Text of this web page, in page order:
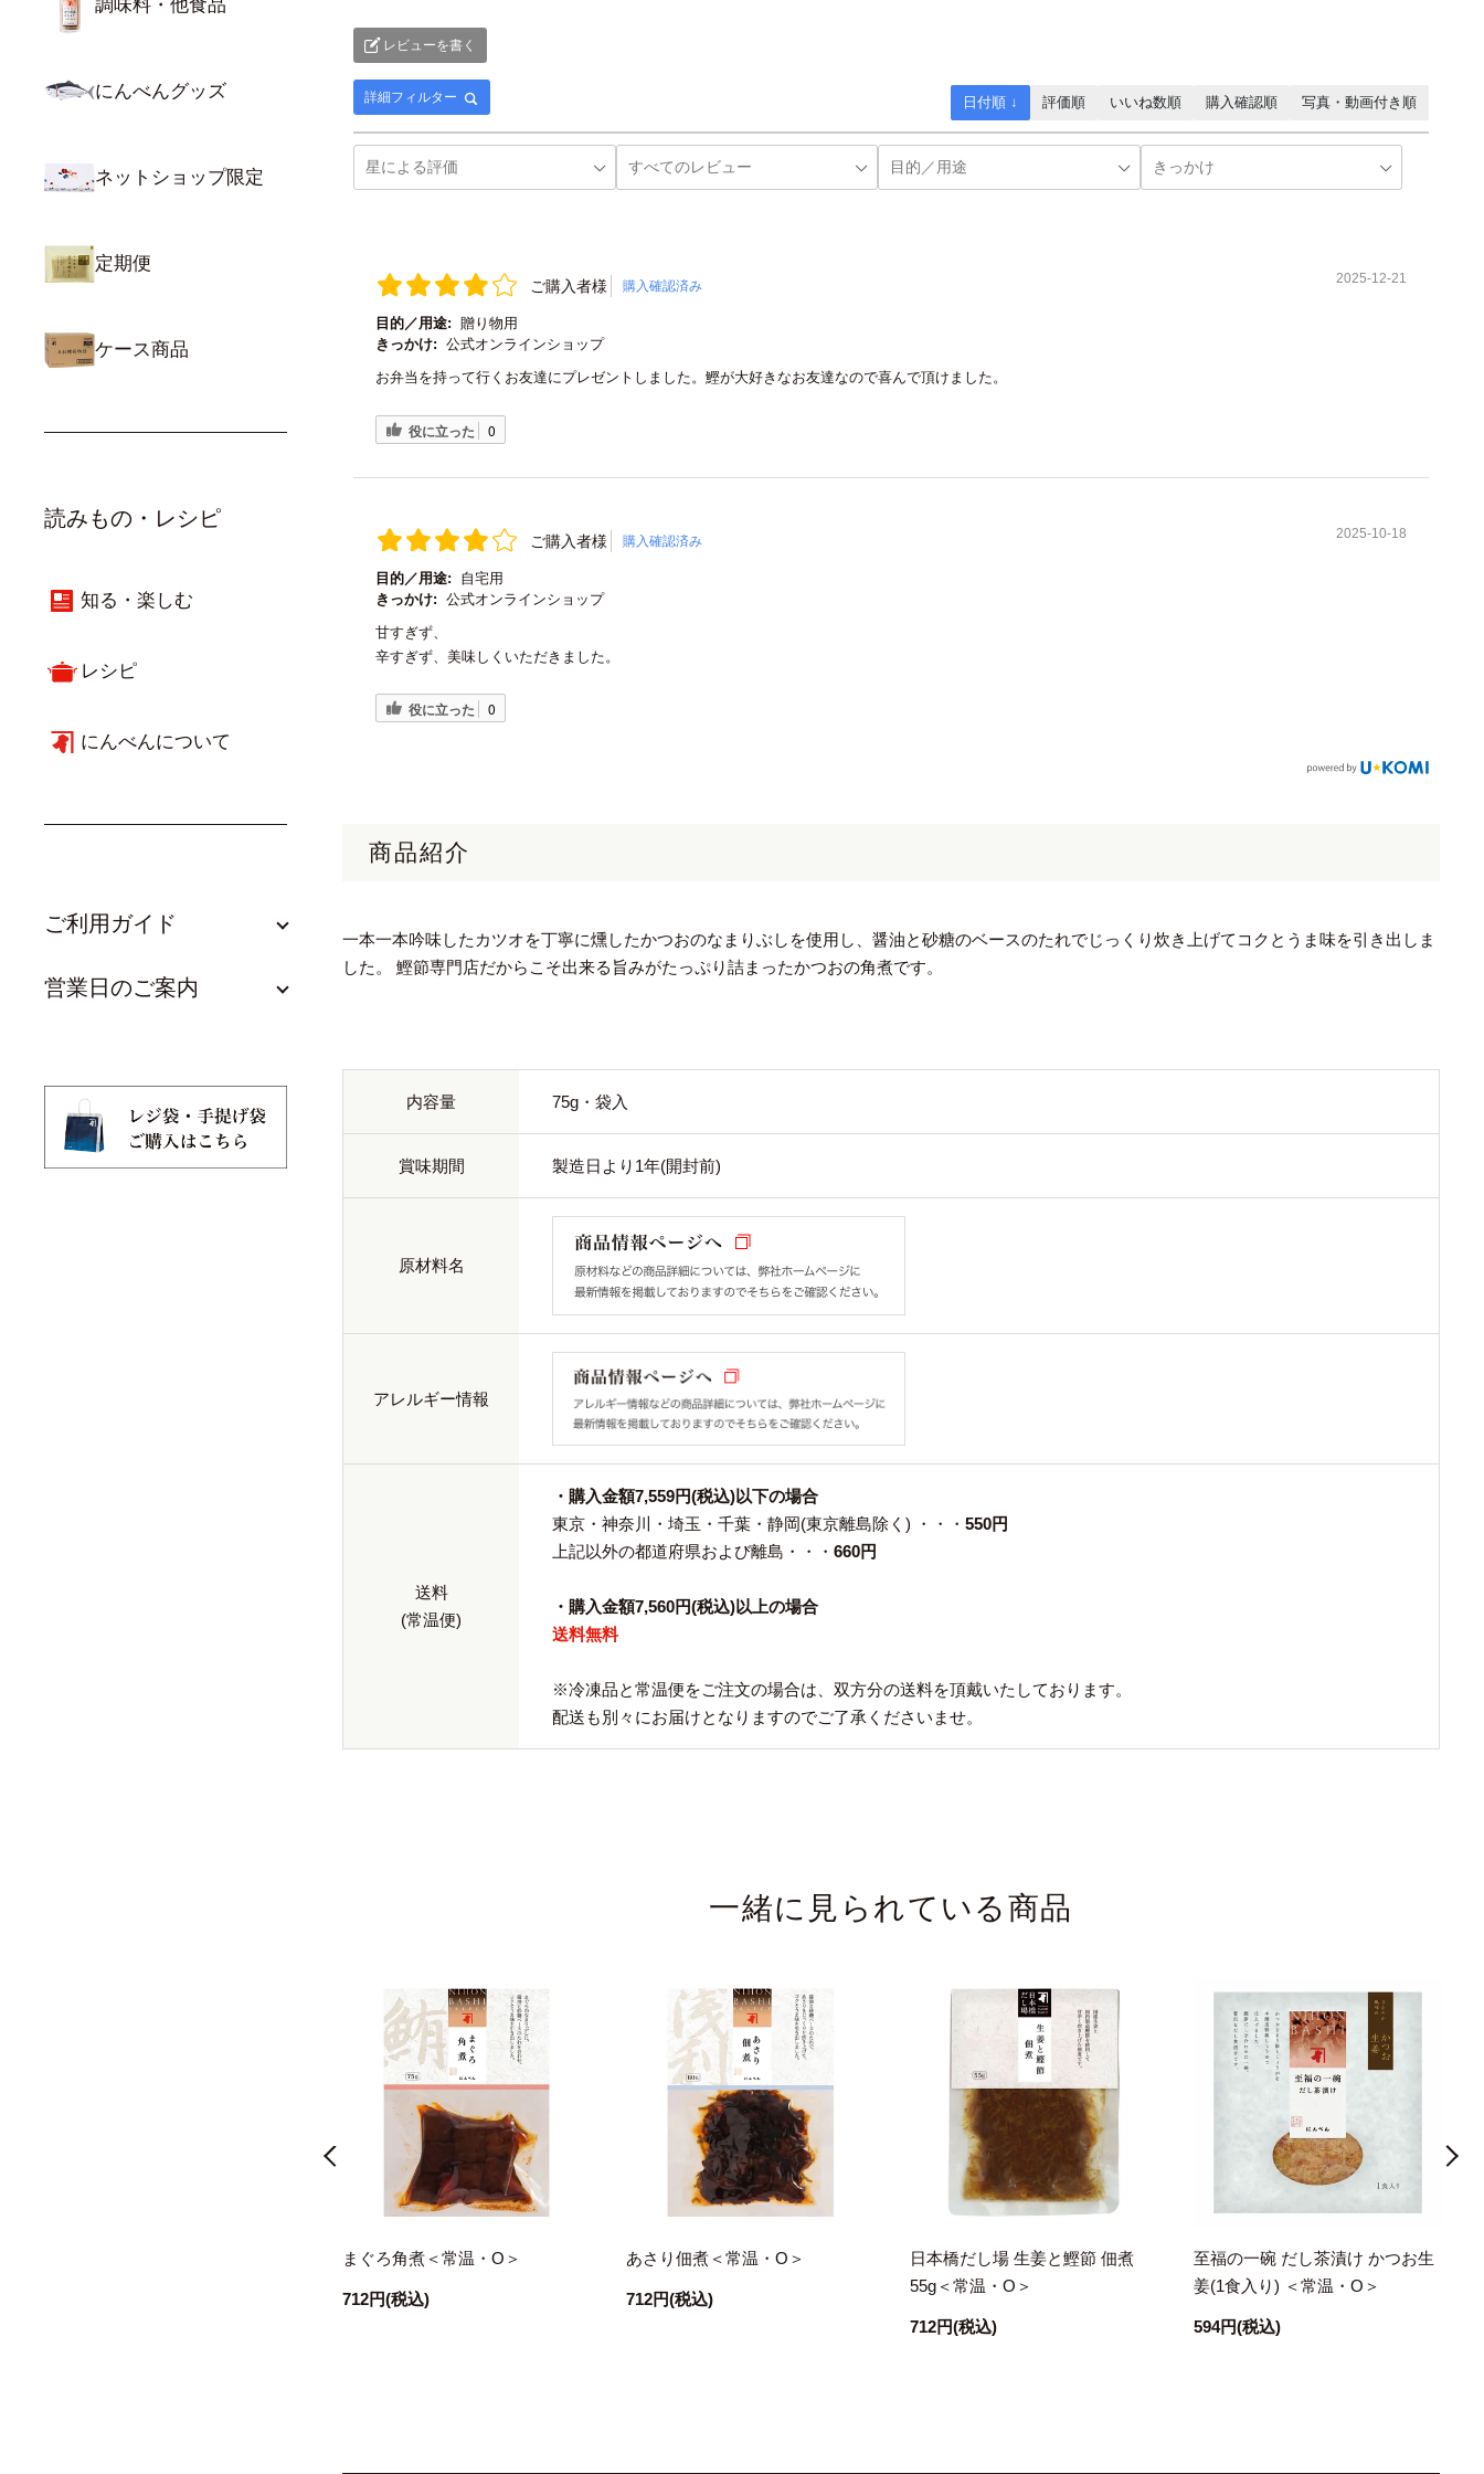
調味料・他食品
にんべんグッズ
ネットショップ限定
定期便
ケース商品
読みもの・レシピ
知る・楽しむ
レシピ
にんべんについて
ご利用ガイド
営業日のご案内
レビューを書く
詳細フィルター 日付順 ↓ 評価順 いいね数順 購入確認順 写真・動画付き順
ご購入者様 購入確認済み 2025-12-21
目的／用途: 贈り物用
きっかけ: 公式オンラインショップ
お弁当を持って行くお友達にプレゼントしました。鰹が大好きなお友達なので喜んで頂けました。
役に立った 0
ご購入者様 購入確認済み 2025-10-18
目的／用途:
自宅用
きっかけ: 公式オンラインショップ
甘すぎず、
辛すぎず、美味しくいただきました。
役に立った 0
商品紹介
一本一本吟味したカツオを丁寧に燻したかつおのなまりぶしを使用し、醤油と砂糖のベースのたれでじっくり炊き上げてコクとうま味を引き出しま
した。 鰹節専門店だからこそ出来る旨みがたっぷり詰まったかつおの角煮です。
内容量 75g・袋入
賞味期間 製造日より1年(開封前)
原材料名
アレルギー情報
送料
(常温便)
・購入金額7,559円(税込)以下の場合
東京・神奈川・埼玉・千葉・静岡(東京離島除く) ・・・ 550円
上記以外の都道府県および離島・・・ 660円
・購入金額7,560円(税込)以上の場合
送料無料
※冷凍品と常温便をご注文の場合は、双方分の送料を頂戴いたしております。
配送も別々にお届けとなりますのでご了承くださいませ。
一緒に見られている商品
まぐろ角煮＜常温・O＞
712円(税込)
あさり佃煮＜常温・O＞
712円(税込)
日本橋だし場 生姜と鰹節 佃煮
55g＜常温・O＞
712円(税込)
至福の一碗 だし茶漬け かつお生
姜(1食入り) ＜常温・O＞
594円(税込)